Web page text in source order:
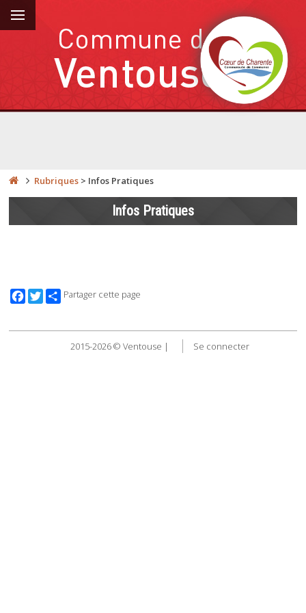
Rubriques > Infos Pratiques
Infos Pratiques
Facebook
TwitterPartager cette page
2015-2026 © Ventouse | Se connecter